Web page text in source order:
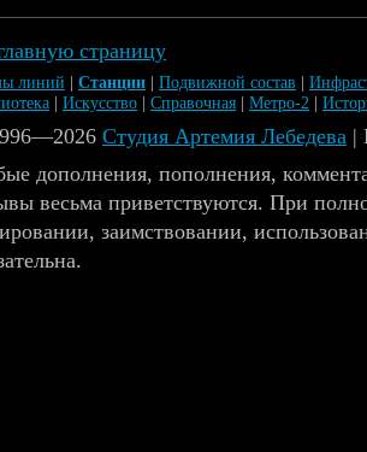
страницу
линий Станции Подвижной состав
Искусство Справочная Метро-2
Студия Артемия Лебедева |
дополнения, пополнения,
весьма приветствуются. При
заимствовании,